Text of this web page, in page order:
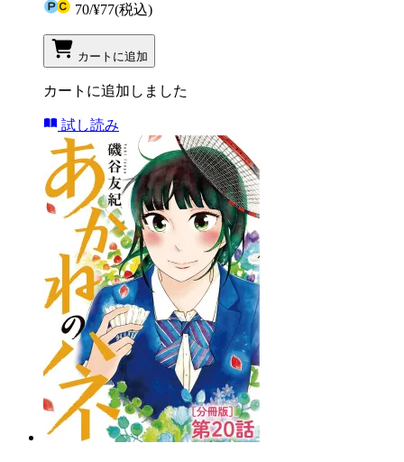
70/¥77(税込)
カートに追加
カートに追加しました
試し読み